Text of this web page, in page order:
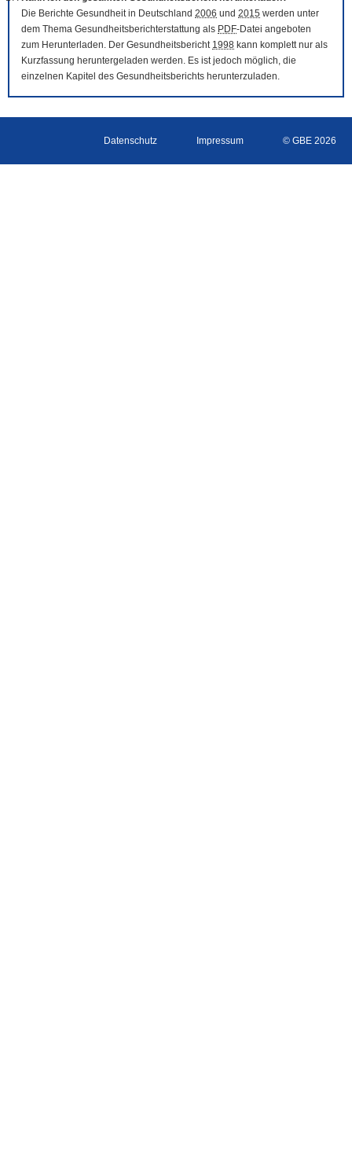
Die Berichte Gesundheit in Deutschland 2006 und 2015 werden unter
dem Thema Gesundheitsberichterstattung als PDF-Datei angeboten
zum Herunterladen. Der Gesundheitsbericht 1998 kann komplett nur als
Kurzfassung heruntergeladen werden. Es ist jedoch möglich, die
einzelnen Kapitel des Gesundheitsberichts herunterzuladen.
Datenschutz Impressum © GBE 2026